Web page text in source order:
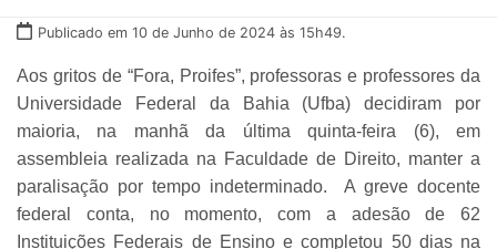
Publicado em 10 de Junho de 2024 às 15h49.
Aos gritos de “Fora, Proifes”, professoras e professores da
Universidade Federal da Bahia (Ufba) decidiram por
maioria, na manhã da última quinta-feira (6), em
assembleia realizada na Faculdade de Direito, manter a
paralisação por tempo indeterminado. A greve docente
federal conta, no momento, com a adesão de 62
Instituições Federais de Ensino e completou 50 dias na